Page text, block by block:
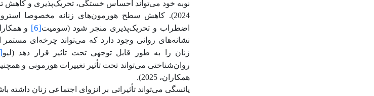
نوبه خود می‌تواند احساس خستگی، تحریک‌پذیری و کاهش
2024). کاهش سطح هورمون‌های زنانه مخصوصا
اضطراب و تحریک‌پذیری منجر شود (سومیت[6]
نشانه‌های روانی وجود دارد که می‌تواند چرخه‌ای مستمر
زنان را به طور قابل توجهی تحت تاثیر قرار دهد (لیو
روان‌شناختی می‌تواند تحت تأثیر تغییرات هورمونی و
همکاران، 2025).
یائسگی می‌تواند تأثیراتی بر انزوای اجتماعی زنان